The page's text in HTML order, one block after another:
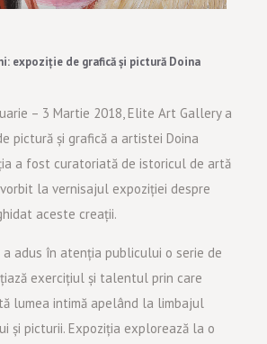
expoziție de grafică și pictură Doina
– 3 Martie 2018, Elite Art Gallery a
pictură și grafică a artistei Doina
a fost curatoriată de istoricul de artă
la vernisajul expoziției despre
aceste creații.
adus în atenția publicului o serie de
exercițiul și talentul prin care
lumea intimă apelând la limbajul
și picturii. Expoziția explorează la o